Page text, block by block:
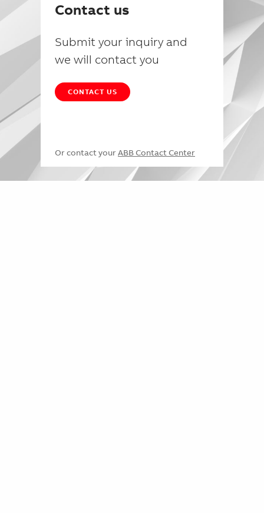
Contact us
Submit your inquiry and
we will contact you
CONTACT US
Or contact your ABB Contact Center